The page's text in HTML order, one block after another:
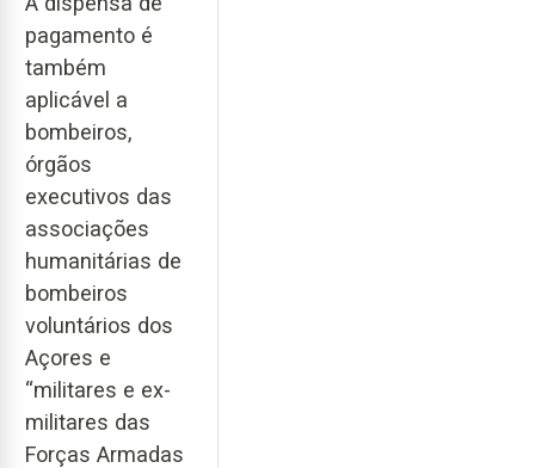
pagamento é
também
aplicável a
bombeiros,
órgãos
executivos das
associações
humanitárias de
bombeiros
voluntários dos
Açores e
“militares e ex-
militares das
Forças Armadas